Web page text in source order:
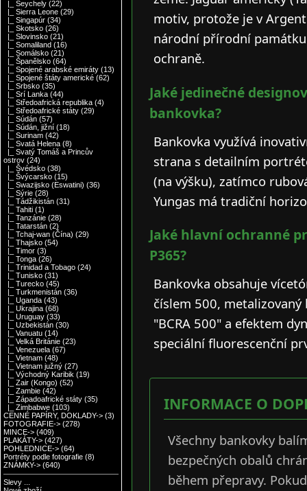
|_ Seychely (22)
|_ Sierra Leone (29)
|_ Singapúr (34)
|_ Skotsko (26)
|_ Slovinsko (21)
|_ Somaliland (16)
|_ Somálsko (21)
|_ Španělsko (64)
|_ Spojené arabské emiráty (13)
|_ Spojené štáty americké (62)
|_ Srbsko (35)
|_ Srí Lanka (44)
|_ Středoafrická republika (4)
|_ Středoafrické státy (29)
|_ Súdán (57)
|_ Súdán, jižní (18)
|_ Surinam (42)
|_ Svatá Helena (8)
|_ Svatý Tomáš a Princův
ostrov (24)
|_ Švédsko (38)
|_ Švýcarsko (15)
|_ Swazijsko (Eswatini) (36)
|_ Sýrie (28)
|_ Tádžikistán (31)
|_ Tahiti (1)
|_ Tanzánie (28)
|_ Tatarstán (2)
|_ Tchaj-wan (Čína) (29)
|_ Thajsko (54)
|_ Timor (3)
|_ Tonga (26)
|_ Trinidad a Tobago (24)
|_ Tunisko (31)
|_ Turecko (45)
|_ Turkmenistán (36)
|_ Uganda (43)
|_ Ukrajina (68)
|_ Uruguay (33)
|_ Uzbekistán (30)
|_ Vanuatu (14)
|_ Velká Británie (23)
|_ Venezuela (67)
|_ Vietnam (48)
|_ Vietnam južný (27)
|_ Východný Karibik (19)
|_ Zair (Kongo) (52)
|_ Zambie (42)
|_ Západoafrické státy (35)
|_ Zimbabwe (103)
CENNÉ PAPÍRY, DOKLADY-> (3)
FOTOGRAFIE-> (278)
MINCE-> (409)
PLAKÁTY-> (427)
POHLEDNICE-> (64)
Portréty podle fotografie (8)
ZNÁMKY-> (640)
Slevy ...
motiv, protože je v
národní přírodní
ochraně.
Jaké jedinečné
bankovka?
Bankovka využívá
strana s detailním
(na výšku), zatímco
Yungas má tradiční
Jaké hlavní ochranné
P365?
Bankovka obsahuje
číslem 500,
"BCRA 500" a efektem
speciální fluorescenční
INFORMACE O
Všechny bankovky
bezpečných obalů
během přepravy.